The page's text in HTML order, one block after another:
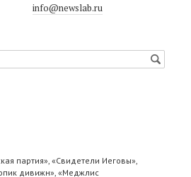
info@newslab.ru
партия», «Свидетели Иеговы»,
дивижн», «Меджлис